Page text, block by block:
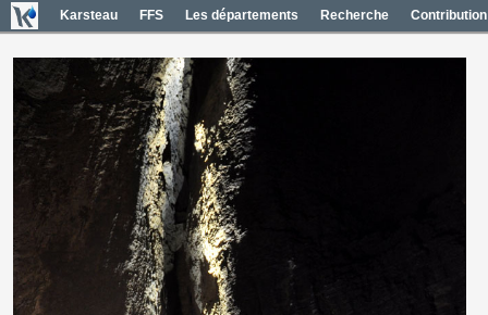
Karsteau FFS Les départements Recherche Contribution